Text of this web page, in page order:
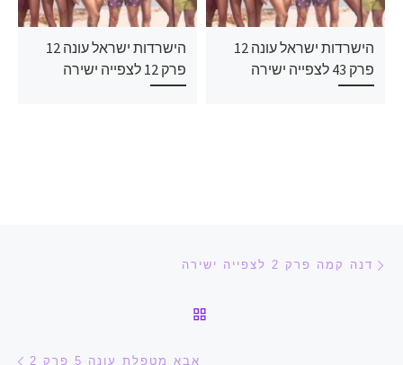
הישרדות ישראל עונה 12
פרק 12 לצפייה ישירה
הישרדות ישראל עונה 12
פרק 43 לצפייה ישירה
ניווט בפוסטים
דנה קמה פרק 2 לצפייה ישירה
חזרה לרשימת הפוסטים
אבא מטפלת עונה 5 פרק 2